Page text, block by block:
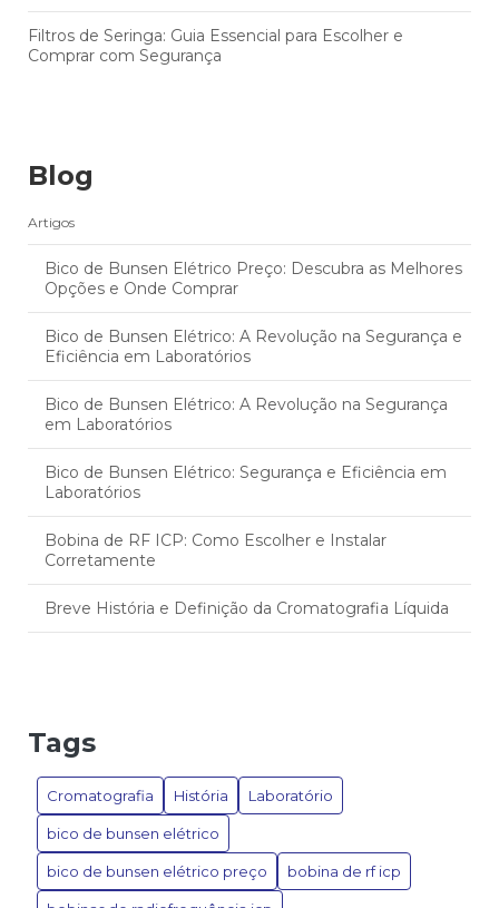
Filtros de Seringa: Guia Essencial para Escolher e
Comprar com Segurança
Blog
Artigos
Bico de Bunsen Elétrico Preço: Descubra as Melhores
Opções e Onde Comprar
Bico de Bunsen Elétrico: A Revolução na Segurança e
Eficiência em Laboratórios
Bico de Bunsen Elétrico: A Revolução na Segurança
em Laboratórios
Bico de Bunsen Elétrico: Segurança e Eficiência em
Laboratórios
Bobina de RF ICP: Como Escolher e Instalar
Corretamente
Breve História e Definição da Cromatografia Líquida
saber
Camara de Nebulização ICP: Vantagens e Aplicações
Essenciais
Cartucho de Extração em Fase Sólida: Como Escolher
o Ideal para as Análises
Tags
Cromatografia História Laboratório
bico de bunsen elétrico
bico de bunsen elétrico preço bobina de rf icp